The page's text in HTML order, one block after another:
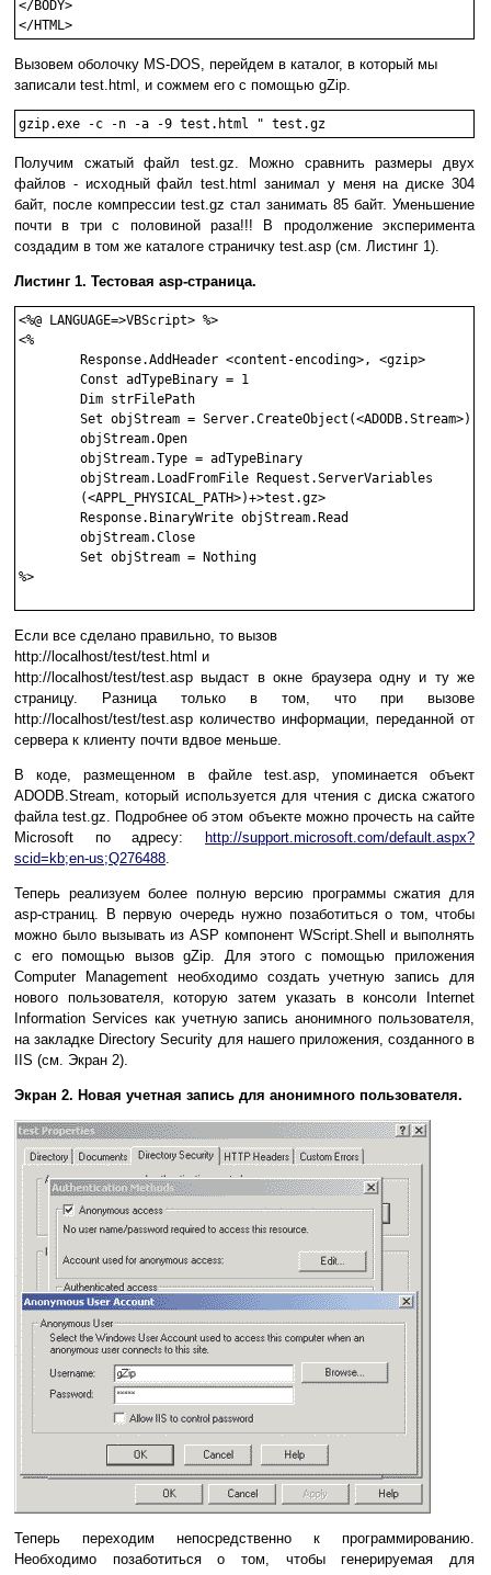
</BODY>
Вызовем оболочку MS-DOS, перейдем в каталог, в который мы
записали test.html, и сожмем его с помощью gZip.
Получим сжатый файл test.gz. Можно сравнить размеры двух
файлов - исходный файл test.html занимал у меня на диске 304
байт, после компрессии test.gz стал занимать 85 байт. Уменьшение
почти в три с половиной раза!!! В продолжение эксперимента
создадим в том же каталоге страничку test.asp (см. Листинг 1).
Листинг 1. Тестовая asp-страница.
<%@ LANGUAGE=>VBScript> %>
<%
        Response.AddHeader <content-encoding>, <gzip>
        Const adTypeBinary = 1
        Dim strFilePath
        Set objStream = Server.CreateObject(<ADODB.Stream>)
        objStream.Open
        objStream.Type = adTypeBinary
        objStream.LoadFromFile Request.ServerVariables
        (<APPL_PHYSICAL_PATH>)+>test.gz>
        Response.BinaryWrite objStream.Read
        objStream.Close
        Set objStream = Nothing
%>
Если все сделано правильно, то вызов
http://localhost/test/test.html и
http://localhost/test/test.asp выдаст в окне браузера одну и ту же
страницу. Разница только в том, что при вызове
http://localhost/test/test.asp количество информации, переданной от
сервера к клиенту почти вдвое меньше.
В коде, размещенном в файле test.asp, упоминается объект
ADODB.Stream, который используется для чтения с диска сжатого
файла test.gz. Подробнее об этом объекте можно прочесть на сайте
Microsoft по адресу:
http://support.microsoft.com/default.aspx?
scid=kb;en-us;Q276488.
Теперь реализуем более полную версию программы сжатия для
asp-страниц. В первую очередь нужно позаботиться о том, чтобы
можно было вызывать из ASP компонент WScript.Shell и выполнять
с его помощью вызов gZip. Для этого c помощью приложения
Computer Management необходимо создать учетную запись для
нового пользователя, которую затем указать в консоли Internet
Information Services как учетную запись анонимного пользователя,
на закладке Directory Security для нашего приложения, созданного в
IIS (см. Экран 2).
Экран 2. Новая учетная запись для анонимного пользователя.
Теперь переходим непосредственно к программированию.
Необходимо позаботиться о том, чтобы генерируемая для